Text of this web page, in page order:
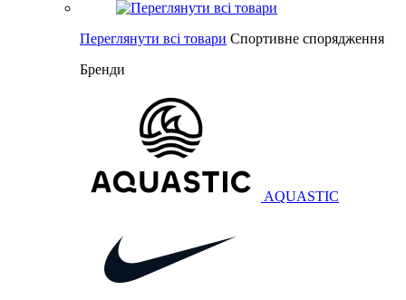
Переглянути всі товари Спортивне спорядження
Бренди
AQUASTIC